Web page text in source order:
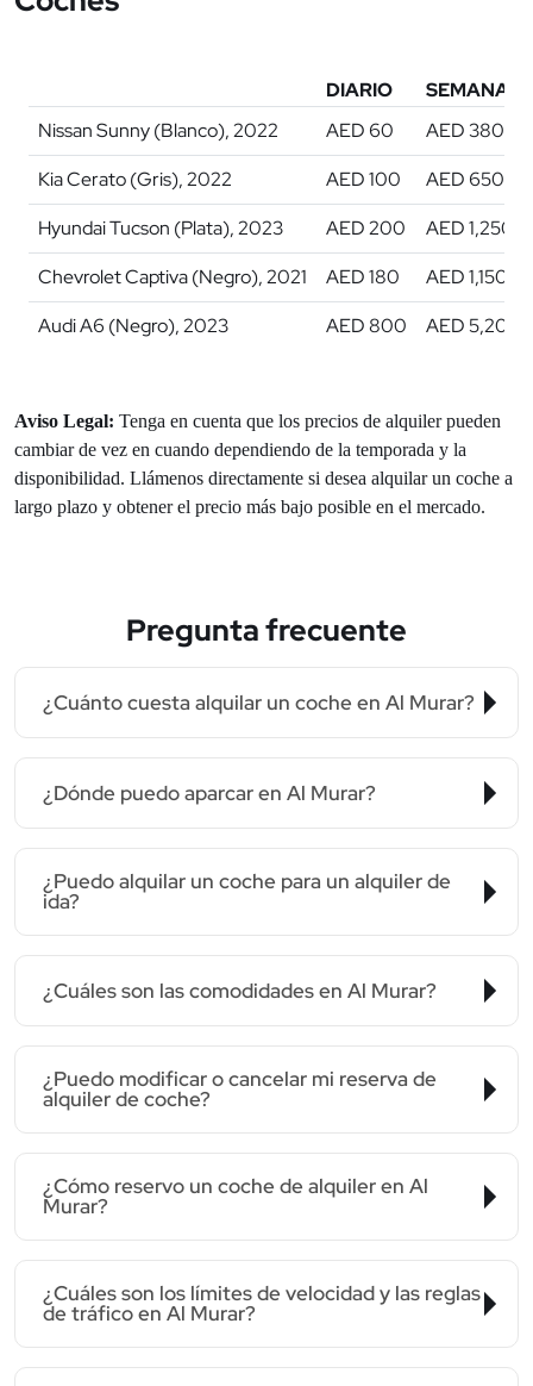
DIARIO
SEMANAL
Nissan Sunny (Blanco), 2022
AED 60
AED 380
Kia Cerato (Gris), 2022
AED 100
AED 650
Hyundai Tucson (Plata), 2023
AED 200
AED 1,250
Chevrolet Captiva (Negro), 2021
AED 180
AED 1,150
Audi A6 (Negro), 2023
AED 800 AED 5,200
Aviso Legal: Tenga en cuenta que los precios de alquiler pueden
cambiar de vez en cuando dependiendo de la temporada y la
disponibilidad. Llámenos directamente si desea alquilar un coche a
largo plazo y obtener el precio más bajo posible en el mercado.
Pregunta frecuente
¿Cuánto cuesta alquilar un coche en Al Murar?
¿Dónde puedo aparcar en Al Murar?
¿Puedo alquilar un coche para un alquiler de
ida?
¿Cuáles son las comodidades en Al Murar?
¿Puedo modificar o cancelar mi reserva de
alquiler de coche?
¿Cómo reservo un coche de alquiler en Al
Murar?
¿Cuáles son los límites de velocidad y las reglas
de tráfico en Al Murar?